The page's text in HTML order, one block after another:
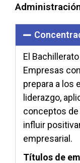
El
Empresas
prepara a los
liderazgo,
conceptos de
influir
empresarial.
Títulos de